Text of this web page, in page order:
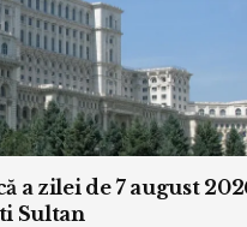
a zilei de 7 august
Sultan